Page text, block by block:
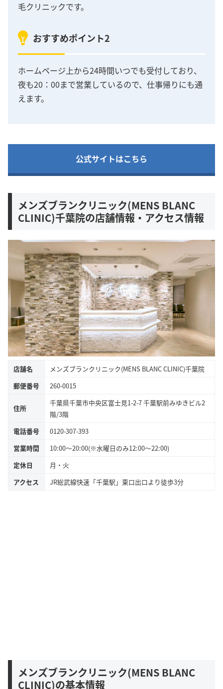
毛クリニックです。
おすすめポイント2
ホームページ上から24時間いつでも受付しており、
夜も20：00まで営業しているので、仕事帰りにも通
えます。
公式サイトはこちら
メンズブランクリニック(MENS BLANC
CLINIC)千葉院の店舗情報・アクセス情報
店舗名
メンズブランクリニック(MENS BLANC CLINIC)千葉院
郵便番号
260-0015
住所
千葉県千葉市中央区富士見1-2-7 千葉駅前みゆきビル2
階/3階
電話番号
0120-307-393
営業時間
10:00～20:00(※水曜日のみ12:00〜22:00)
定休日
月・火
アクセス
JR総武線快速「千葉駅」東口出口より徒歩3分
メンズブランクリニック(MENS BLANC
CLINIC)の基本情報